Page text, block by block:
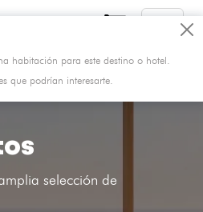
0 Niño, 1 Habitación
selección de
habitación para este destino o hotel.
que podrían interesarte.